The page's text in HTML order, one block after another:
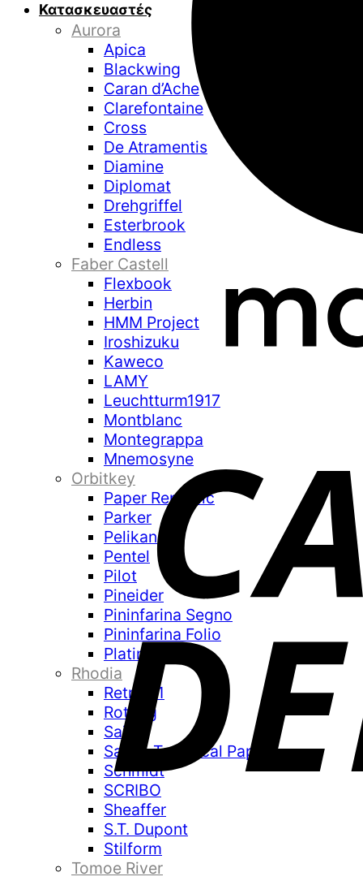
Κατασκευαστές
Aurora
Apica
Blackwing
Caran d’Ache
Clarefontaine
Cross
De Atramentis
Diamine
Diplomat
Drehgriffel
Esterbrook
Endless
Faber Castell
Flexbook
Herbin
HMM Project
Iroshizuku
Kaweco
LAMY
Leuchtturm1917
Montblanc
Montegrappa
Mnemosyne
Orbitkey
Paper Republic
Parker
Pelikan
Pentel
Pilot
Pineider
Pininfarina Segno
Pininfarina Folio
Platinum
Rhodia
Retro 51
Rotring
Sailor
Sakae Technical Paper
Schmidt
SCRIBO
Sheaffer
S.T. Dupont
Stilform
Tomoe River